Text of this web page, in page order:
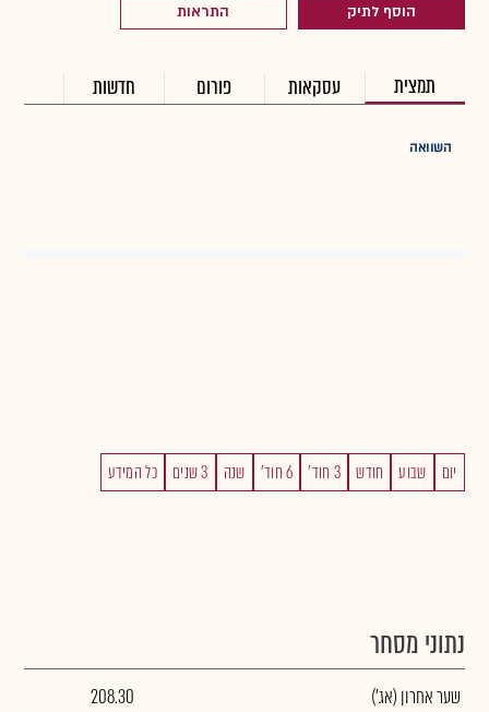
הוסף לתיק התראות
תמצית עסקאות פורום חדשות
השוואה
יום שבוע חודש 3 חוד' 6 חוד' שנה 3 שנים כל המידע
נתוני מסחר
שער אחרון (אג')
208.30